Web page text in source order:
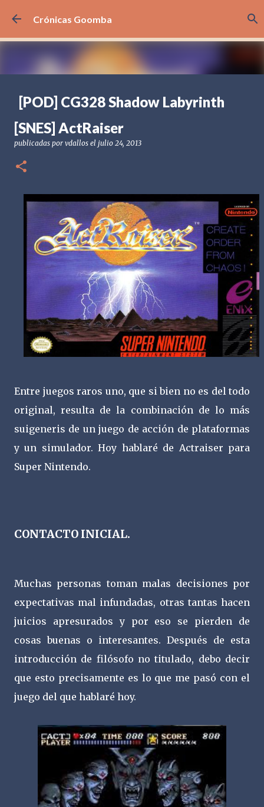
Ir al contenido principal
Crónicas Goomba
[POD] CG328 Shadow Labyrinth
[PS5] PLAYSTATION 5
[SNES] ActRaiser
publicadas por vdallos el julio 24, 2013
Entre juegos raros uno, que si bien no es del todo
original, resulta de la combinación de lo más
suigeneris de un juego de acción de plataformas
y un simulador. Hoy hablaré de Actraiser para
Super Nintendo.
CONTACTO INICIAL.
Muchas personas toman malas decisiones por
expectativas mal infundadas, otras tantas hacen
juicios apresurados y por eso se pierden de
cosas buenas o interesantes. Después de esta
introducción de filósofo no titulado, debo decir
que esto precisamente es lo que me pasó con el
juego del que hablaré hoy.